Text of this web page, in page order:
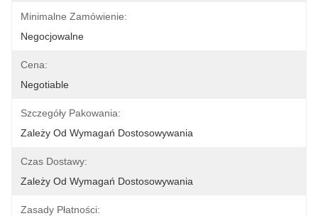
Minimalne Zamówienie:
Negocjowalne
Cena:
Negotiable
Szczegóły Pakowania:
Zależy Od Wymagań Dostosowywania
Czas Dostawy:
Zależy Od Wymagań Dostosowywania
Zasady Płatności: